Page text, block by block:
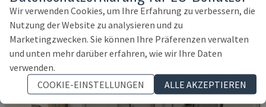
SPINNER - VERTIKAL-BEARBEITUNGSZENTRUM
DEUTSCHLAND 2021 6.000 STD
145.000 €
Wir verwenden Cookies, um Ihre Erfahrung zu verbessern, die
Nutzung der Website zu analysieren und zu
Marketingzwecken. Sie können Ihre Präferenzen verwalten
und unten mehr darüber erfahren, wie wir Ihre Daten
verwenden.
COOKIE-EINSTELLUNGEN
ALLE AKZEPTIEREN